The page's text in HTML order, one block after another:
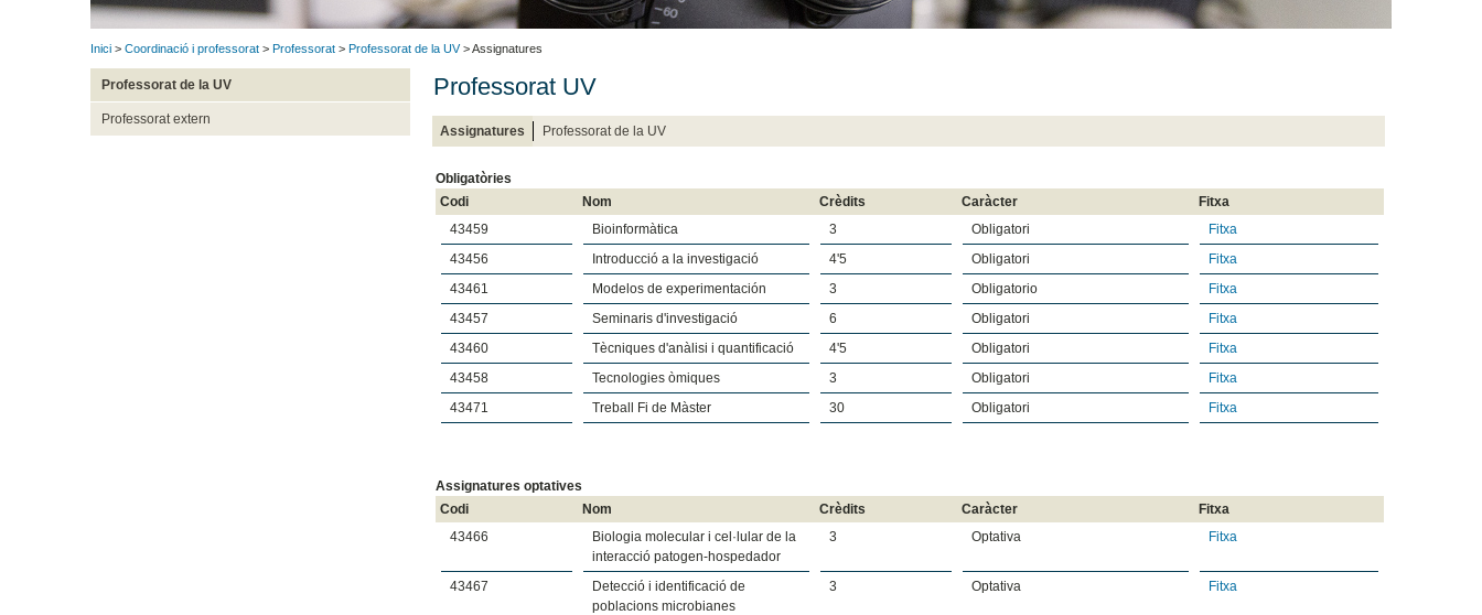
Inici > Coordinació i professorat > Professorat > Professorat de la UV> Assignatures
Professorat de la UV
Professorat extern
Professorat UV
Assignatures Professorat de la UV
Obligatòries
Codi
Nom Crèdits Caràcter
Fitxa
43459
Bioinformàtica 3 Obligatori
Fitxa
43456
Introducció a la investigació 4'5 Obligatori
Fitxa
43461
Modelos de experimentación 3 Obligatorio
Fitxa
43457
Seminaris d'investigació 6 Obligatori
Fitxa
43460
Tècniques d'anàlisi i quantificació 4'5 Obligatori
Fitxa
43458
Tecnologies òmiques 3 Obligatori
Fitxa
43471
Treball Fi de Màster 30 Obligatori Fitxa
Assignatures optatives
Codi
Nom Crèdits Caràcter
Fitxa
43466
Biologia molecular i cel·lular de la
interacció patogen-hospedador
3 Optativa Fitxa
43467
Detecció i identificació de
poblacions microbianes
3 Optativa Fitxa